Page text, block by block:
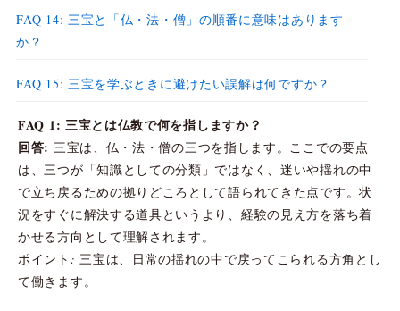
FAQ 14: 三宝と「仏・法・僧」の順番に意味はあります
か？
FAQ 15: 三宝を学ぶときに避けたい誤解は何ですか？
FAQ 1: 三宝とは仏教で何を指しますか？
回答: 三宝は、仏・法・僧の三つを指します。ここでの要点
は、三つが「知識としての分類」ではなく、迷いや揺れの中
で立ち戻るための拠りどころとして語られてきた点です。状
況をすぐに解決する道具というより、経験の見え方を落ち着
かせる方向として理解されます。
ポイント: 三宝は、日常の揺れの中で戻ってこられる方角とし
て働きます。